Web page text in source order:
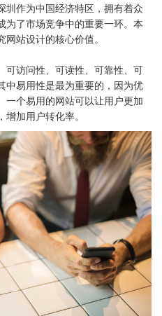
圳作为中国经济特区，拥有着众
为了市场竞争中的重要一环。本
站设计的核心价值。
可访问性、可读性、可靠性、可
中易用性是最为重要的，因为优
一个易用的网站可以让用户更加
加用户转化率。